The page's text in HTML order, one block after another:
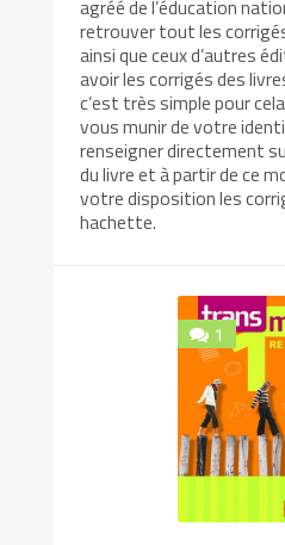
agréé de l’éducation
retrouver tout les
ainsi que ceux d’autres
avoir les corrigés des
c’est très simple pour
vous munir de votre
renseigner directement
du livre et à partir de ce
votre disposition les
hachette.
1